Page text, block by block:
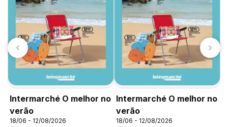
Intermarché O melhor no
verão
18/06 - 12/08/2026
Intermarché O melhor no
verão
18/06 - 12/08/2026